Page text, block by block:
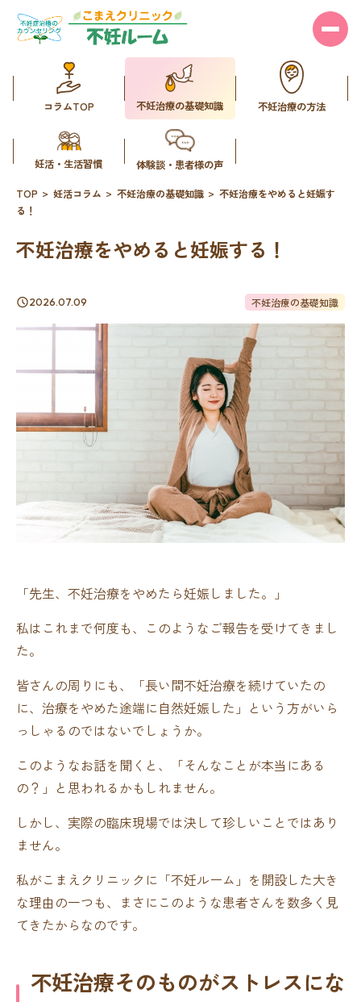
コラムTOP 不妊治療の基礎知識 不妊治療の方法
妊活・生活習慣 体験談・患者様の声
TOP 妊活コラム 不妊治療の基礎知識
不妊治療をやめると妊娠す
る！
不妊治療をやめると妊娠する！
2026.07.09 不妊治療の基礎知識
「先生、不妊治療をやめたら妊娠しました。」
私はこれまで何度も、このようなご報告を受けてきまし
た。
皆さんの周りにも、「長い間不妊治療を続けていたの
に、治療をやめた途端に自然妊娠した」という方がいら
っしゃるのではないでしょうか。
このようなお話を聞くと、「そんなことが本当にある
の？」と思われるかもしれません。
しかし、実際の臨床現場では決して珍しいことではあり
ません。
私がこまえクリニックに「不妊ルーム」を開設した大き
な理由の一つも、まさにこのような患者さんを数多く見
てきたからなのです。
不妊治療そのものがストレスにな